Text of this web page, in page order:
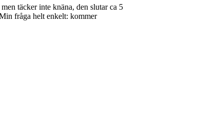
täcker inte knäna, den slutar ca 5
fråga helt enkelt: kommer